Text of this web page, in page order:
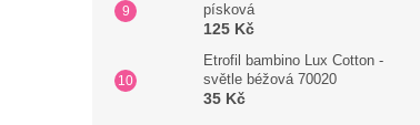
písková
125 Kč
Etrofil bambino Lux Cotton -
světle béžová 70020
35 Kč